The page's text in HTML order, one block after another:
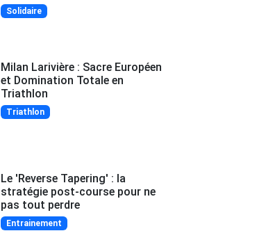
Solidaire
Milan Larivière : Sacre Européen
et Domination Totale en
Triathlon
Triathlon
Le 'Reverse Tapering' : la
stratégie post-course pour ne
pas tout perdre
Entrainement